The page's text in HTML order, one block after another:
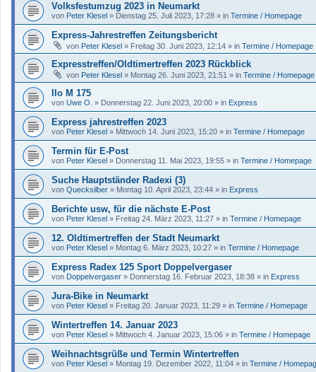
Volksfestumzug 2023 in Neumarkt
von Peter Klesel » Dienstag 25. Juli 2023, 17:28 » in Termine / Homepage
Express-Jahrestreffen Zeitungsbericht
von Peter Klesel » Freitag 30. Juni 2023, 12:14 » in Termine / Homepage
Expresstreffen/Oldtimertreffen 2023 Rückblick
von Peter Klesel » Montag 26. Juni 2023, 21:51 » in Termine / Homepage
Ilo M 175
von Uwe O. » Donnerstag 22. Juni 2023, 20:00 » in Express
Express jahrestreffen 2023
von Peter Klesel » Mittwoch 14. Juni 2023, 15:20 » in Termine / Homepage
Termin für E-Post
von Peter Klesel » Donnerstag 11. Mai 2023, 19:55 » in Termine / Homepage
Suche Hauptständer Radexi (3)
von Quecksilber » Montag 10. April 2023, 23:44 » in Express
Berichte usw, für die nächste E-Post
von Peter Klesel » Freitag 24. März 2023, 11:27 » in Termine / Homepage
12. Oldtimertreffen der Stadt Neumarkt
von Peter Klesel » Montag 6. März 2023, 10:27 » in Termine / Homepage
Express Radex 125 Sport Doppelvergaser
von Doppelvergaser » Donnerstag 16. Februar 2023, 18:38 » in Express
Jura-Bike in Neumarkt
von Peter Klesel » Freitag 20. Januar 2023, 11:29 » in Termine / Homepage
Wintertreffen 14. Januar 2023
von Peter Klesel » Mittwoch 4. Januar 2023, 15:06 » in Termine / Homepage
Weihnachtsgrüße und Termin Wintertreffen
von Peter Klesel » Montag 19. Dezember 2022, 11:04 » in Termine /